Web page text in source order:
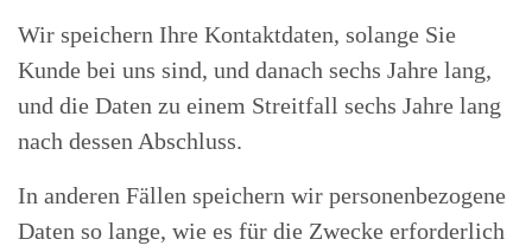
Wir speichern Ihre Kontaktdaten, solange Sie
Kunde bei uns sind, und danach sechs Jahre lang,
und die Daten zu einem Streitfall sechs Jahre lang
nach dessen Abschluss.
In anderen Fällen speichern wir personenbezogene
Daten so lange, wie es für die Zwecke erforderlich